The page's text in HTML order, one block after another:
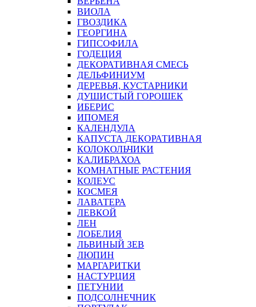
ВИОЛА
ГВОЗДИКА
ГЕОРГИНА
ГИПСОФИЛА
ГОДЕЦИЯ
ДЕКОРАТИВНАЯ СМЕСЬ
ДЕЛЬФИНИУМ
ДЕРЕВЬЯ, КУСТАРНИКИ
ДУШИСТЫЙ ГОРОШЕК
ИБЕРИС
ИПОМЕЯ
КАЛЕНДУЛА
КАПУСТА ДЕКОРАТИВНАЯ
КОЛОКОЛЬЧИКИ
КАЛИБРАХОА
КОМНАТНЫЕ РАСТЕНИЯ
КОЛЕУС
КОСМЕЯ
ЛАВАТЕРА
ЛЕВКОЙ
ЛЕН
ЛОБЕЛИЯ
ЛЬВИНЫЙ ЗЕВ
ЛЮПИН
МАРГАРИТКИ
НАСТУРЦИЯ
ПЕТУНИИ
ПОДСОЛНЕЧНИК